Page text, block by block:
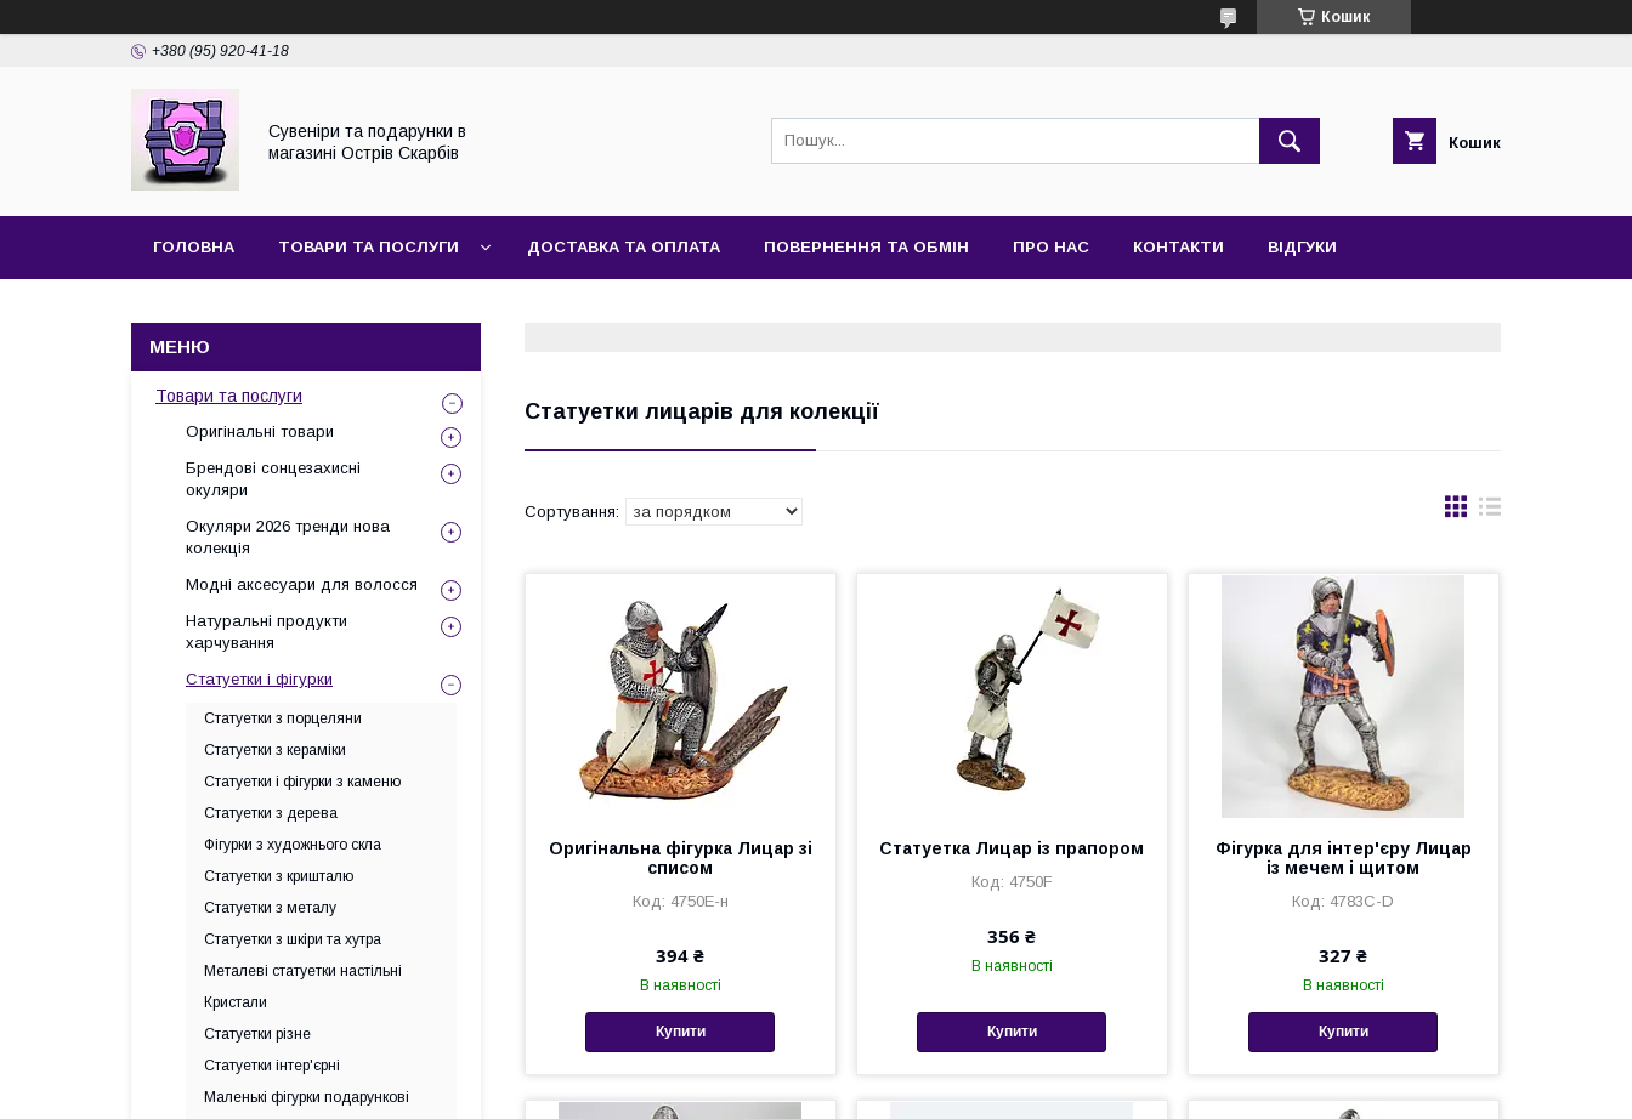
Кошик
+380 (95) 920-41-18
Сувеніри та подарунки в
магазині Острів Скарбів
Кошик
ГОЛОВНА ТОВАРИ ТА ПОСЛУГИ ДОСТАВКА ТА ОПЛАТА ПОВЕРНЕННЯ ТА ОБМІН ПРО НАС КОНТАКТИ ВІДГУКИ
Статуетки лицарів для колекції
Оригінальна фігурка Лицар зі
списом
4750E-н
394 ₴
В наявності
Купити
Статуетка Лицар із прапором
4750F
356 ₴
В наявності
Купити
Фігурка для інтер'єру Лицар
із мечем і щитом
4783С-D
327 ₴
В наявності
Купити
Товари та послуги
Оригінальні товари
Брендові сонцезахисні
окуляри
Окуляри 2026 тренди нова
колекція
Модні аксесуари для волосся
Натуральні продукти
харчування
Статуетки і фігурки
Статуетки з порцеляни
Статуетки з кераміки
Статуетки і фігурки з каменю
Статуетки з дерева
Фігурки з художнього скла
Статуетки з кришталю
Статуетки з металу
Статуетки з шкіри та хутра
Металеві статуетки настільні
Кристали
Статуетки різне
Статуетки інтер'єрні
Маленькі фігурки подарункові